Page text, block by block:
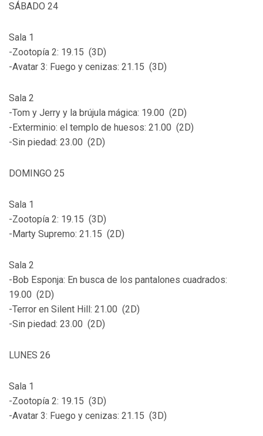
SÁBADO 24
Sala 1
-Zootopía 2: 19.15 (3D)
-Avatar 3: Fuego y cenizas: 21.15 (3D)
Sala 2
-Tom y Jerry y la brújula mágica: 19.00 (2D)
-Exterminio: el templo de huesos: 21.00 (2D)
-Sin piedad: 23.00 (2D)
DOMINGO 25
Sala 1
-Zootopía 2: 19.15 (3D)
-Marty Supremo: 21.15 (2D)
Sala 2
-Bob Esponja: En busca de los pantalones cuadrados:
19.00 (2D)
-Terror en Silent Hill: 21.00 (2D)
-Sin piedad: 23.00 (2D)
LUNES 26
Sala 1
-Zootopía 2: 19.15 (3D)
-Avatar 3: Fuego y cenizas: 21.15 (3D)